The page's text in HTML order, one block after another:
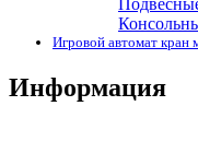
Игровой автомат кран
Информация